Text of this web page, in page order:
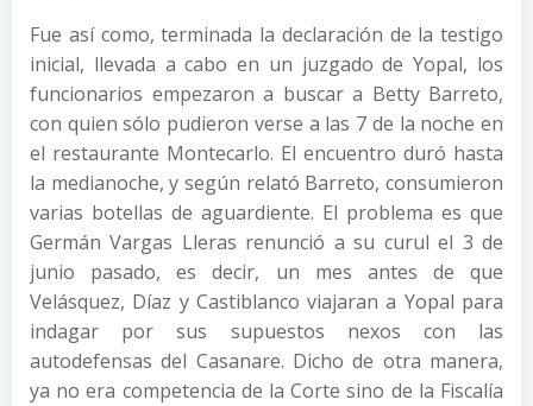
Fue así como, terminada la declaración de la testigo
inicial, llevada a cabo en un juzgado de Yopal, los
funcionarios empezaron a buscar a Betty Barreto,
con quien sólo pudieron verse a las 7 de la noche en
el restaurante Montecarlo. El encuentro duró hasta
la medianoche, y según relató Barreto, consumieron
varias botellas de aguardiente. El problema es que
Germán Vargas Lleras renunció a su curul el 3 de
junio pasado, es decir, un mes antes de que
Velásquez, Díaz y Castiblanco viajaran a Yopal para
indagar por sus supuestos nexos con las
autodefensas del Casanare. Dicho de otra manera,
ya no era competencia de la Corte sino de la Fiscalía